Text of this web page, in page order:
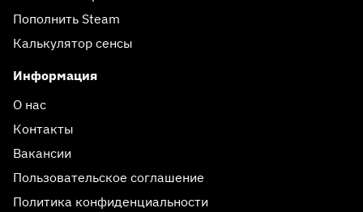
Пополнить Steam
Калькулятор сенсы
Информация
О нас
Контакты
Вакансии
Пользовательское соглашение
Политика конфиденциальности